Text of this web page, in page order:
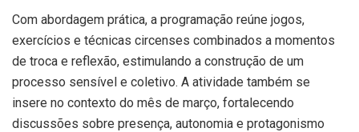
Com abordagem prática, a programação reúne jogos,
exercícios e técnicas circenses combinados a momentos
de troca e reflexão, estimulando a construção de um
processo sensível e coletivo. A atividade também se
insere no contexto do mês de março, fortalecendo
discussões sobre presença, autonomia e protagonismo